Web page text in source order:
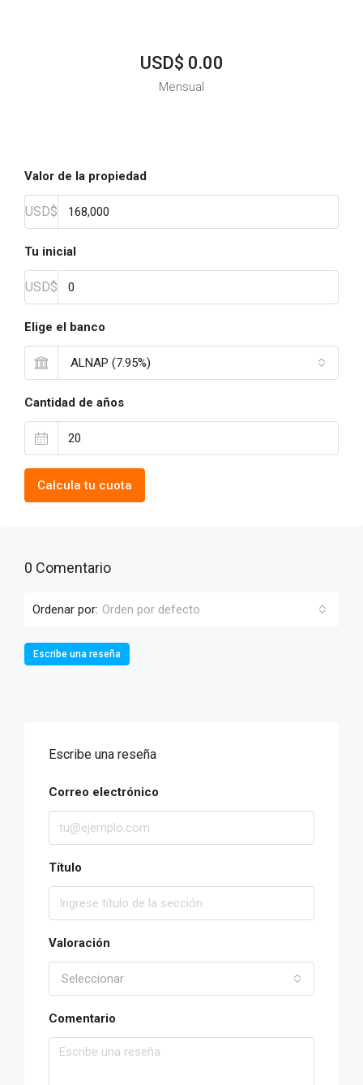
USD$ 0.00
Mensual
Valor de la propiedad
USD$
Tu inicial
USD$
Elige el banco
ALNAP (7.95%)
Cantidad de años
Calcula tu cuota
0 Comentario
Ordenar por: Orden por defecto
Escribe una reseña
Escribe una reseña
Correo electrónico
Título
Valoración
Seleccionar
Comentario